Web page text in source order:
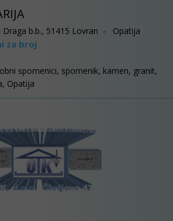
Draga b.b., 51415 Lovran - Opatija
za broj
spomenici, spomenik, kamen, granit,
Opatija